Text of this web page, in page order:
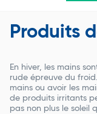
Produits
En hiver, les mains
rude épreuve du
mains ou avoir les
de produits irritants
pas non plus le soleil